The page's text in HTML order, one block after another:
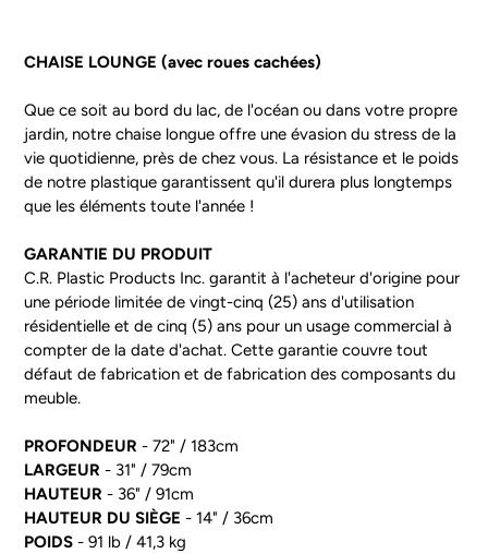
d'un
à
votre
panier
CHAISE LOUNGE (avec roues cachées)
Que ce soit au bord du lac, de l'océan ou dans votre propre
jardin, notre chaise longue offre une évasion du stress de la
vie quotidienne, près de chez vous. La résistance et le poids
de notre plastique garantissent qu'il durera plus longtemps
que les éléments toute l'année !
GARANTIE DU PRODUIT
C.R. Plastic Products Inc. garantit à l'acheteur d'origine pour
une période limitée de vingt-cinq (25) ans d'utilisation
résidentielle et de cinq (5) ans pour un usage commercial à
compter de la date d'achat. Cette garantie couvre tout
défaut de fabrication et de fabrication des composants du
meuble.
PROFONDEUR - 72" / 183cm
LARGEUR - 31" / 79cm
HAUTEUR - 36" / 91cm
HAUTEUR DU SIÈGE - 14" / 36cm
POIDS - 91 lb / 41,3 kg